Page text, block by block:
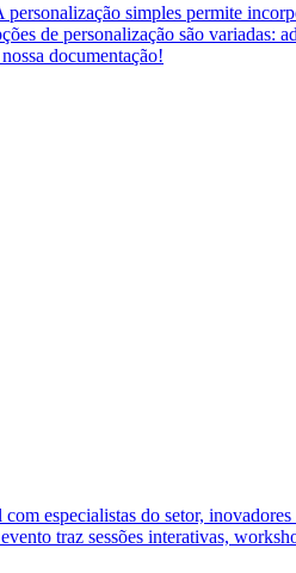
simples permite
de personalização são variadas:
documentação!
especialistas do setor,
traz sessões interativas,